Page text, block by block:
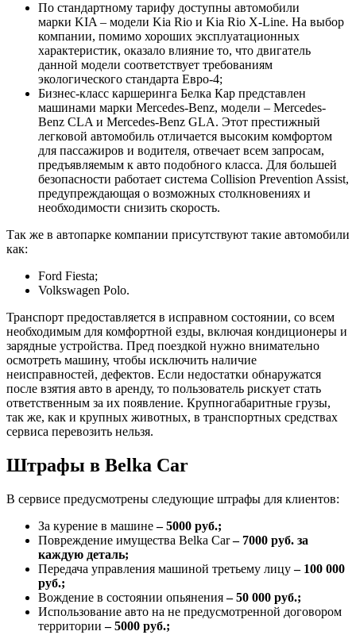
По стандартному тарифу доступны автомобили
марки KIA – модели Kia Rio и Kia Rio X-Line. На выбор
компании, помимо хороших эксплуатационных
характеристик, оказало влияние то, что двигатель
данной модели соответствует требованиям
экологического стандарта Евро-4;
Бизнес-класс каршеринга Белка Кар представлен
машинами марки Mercedes-Benz, модели – Mercedes-
Benz CLA и Mercedes-Benz GLA. Этот престижный
легковой автомобиль отличается высоким комфортом
для пассажиров и водителя, отвечает всем запросам,
предъявляемым к авто подобного класса. Для большей
безопасности работает система Collision Prevention Assist,
предупреждающая о возможных столкновениях и
необходимости снизить скорость.
Так же в автопарке компании присутствуют такие автомобили
как:
Ford Fiesta;
Volkswagen Polo.
Транспорт предоставляется в исправном состоянии, со всем
необходимым для комфортной езды, включая кондиционеры и
зарядные устройства. Пред поездкой нужно внимательно
осмотреть машину, чтобы исключить наличие
неисправностей, дефектов. Если недостатки обнаружатся
после взятия авто в аренду, то пользователь рискует стать
ответственным за их появление. Крупногабаритные грузы,
так же, как и крупных животных, в транспортных средствах
сервиса перевозить нельзя.
Штрафы в Belka Car
В сервисе предусмотрены следующие штрафы для клиентов:
За курение в машине– 5000 руб.;
Повреждение имущества Belka Car– 7000 руб. за
каждую деталь;
Передача управления машиной третьему лицу– 100 000
руб.;
Вождение в состоянии опьянения– 50 000 руб.;
Использование авто на не предусмотренной договором
территории– 5000 руб.;